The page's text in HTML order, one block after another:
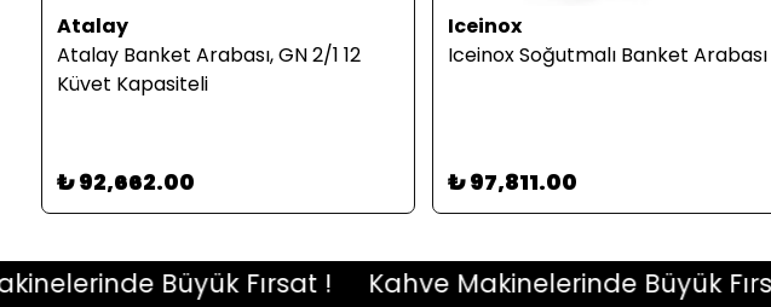
Atalay
Atalay Banket Arabası, GN 2/1 12
Küvet Kapasiteli
₺ 92,662.00
Iceinox
Iceinox Soğutmalı Banket Arabası
₺ 97,811.00
Büyük Fırsat ! Kahve Makinelerinde Büyük Fırsat !